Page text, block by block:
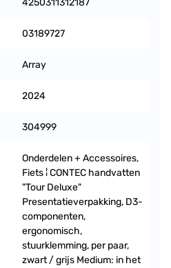
4250311312187
03189727
Array
2024
304999
Onderdelen + Accessoires,
Fiets ¦ CONTEC handvatten
"Tour Deluxe"
Presentatieverpakking, D3-
componenten,
ergonomisch,
stuurklemming, per paar,
zwart / grijs Medium: in het